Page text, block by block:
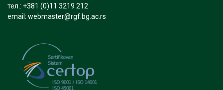
тел.: +381 (0)11 3219 212
email: webmaster@rgf.bg.ac.rs